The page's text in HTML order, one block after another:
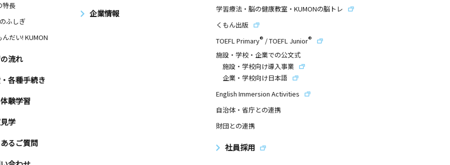
特長
ふしぎ
んだい! KUMON
流れ
各種手続き
験学習
学
るご質問
企業情報
学習療法・脳の健康教室・KUMONの脳トレ
くもん出版
TOEFL Primary® /TOEFL Junior®
施設・学校・企業での公文式
施設・学校向け導入事業
企業・学校向け日本語
English Immersion Activities
自治体・省庁との連携
財団との連携
社員採用